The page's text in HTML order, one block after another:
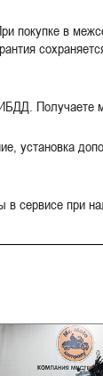
покупке в
Получаете
установка
в сервисе при